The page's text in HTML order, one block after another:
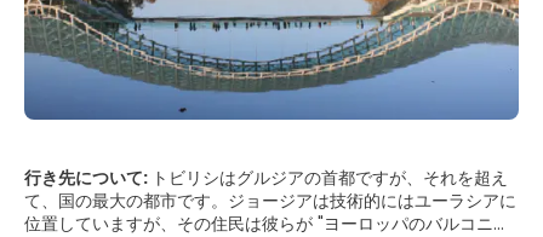
行き先について: トビリシはグルジアの首都ですが、それを超え
て、国の最大の都市です。ジョージアは技術的にはユーラシアに
位置していますが、その住民は彼らが "ヨーロッパのバルコニ